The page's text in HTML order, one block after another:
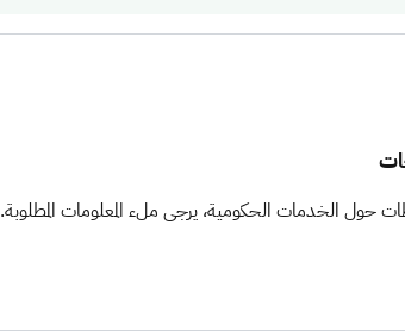
حول الخدمات الحكومية، يرجى ملء المعلومات المطلوبة.